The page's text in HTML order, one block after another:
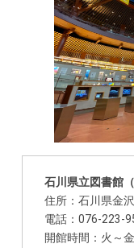
石川県立図書館
住所：石川県金
電話：076-223-
開館時間：火～